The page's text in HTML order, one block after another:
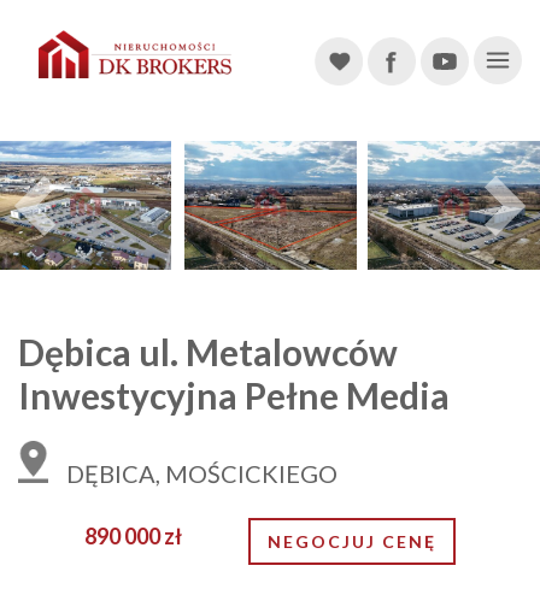
Main Navigation
Previous
Dębica ul. Metalowców
Inwestycyjna Pełne Media
NEGOCJUJ CENĘ
890 000 zł
DĘBICA, MOŚCICKIEGO